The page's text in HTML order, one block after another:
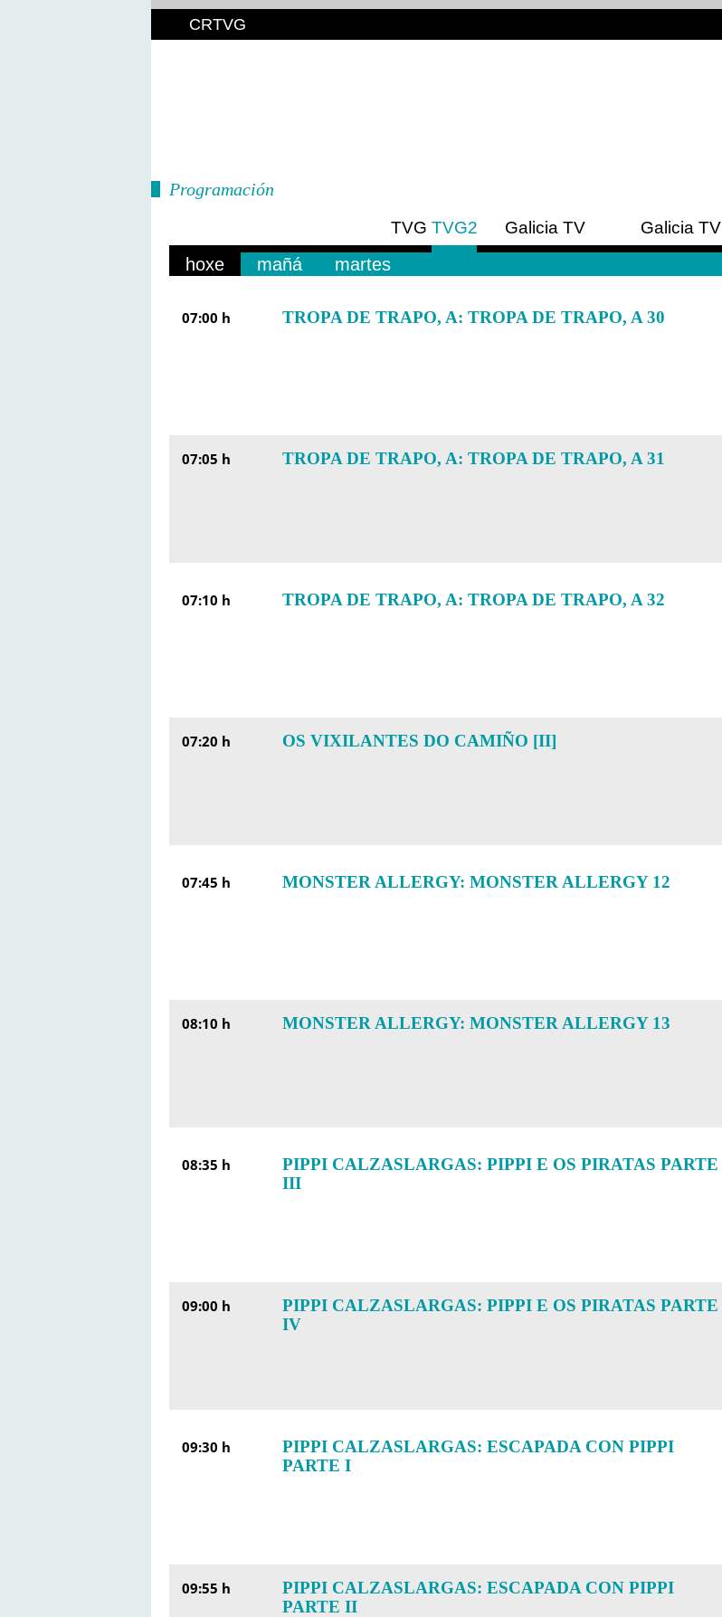
CRTVG
Programación
TVG TVG2
Galicia TV
Galicia TV
hoxe mañá martes
07:00 h TROPA DE TRAPO, A: TROPA DE TRAPO, A 30
07:05 h TROPA DE TRAPO, A: TROPA DE TRAPO, A 31
07:10 h TROPA DE TRAPO, A: TROPA DE TRAPO, A 32
07:20 h OS VIXILANTES DO CAMIÑO [II]
07:45 h MONSTER ALLERGY: MONSTER ALLERGY 12
08:10 h MONSTER ALLERGY: MONSTER ALLERGY 13
08:35 h
PIPPI CALZASLARGAS: PIPPI E OS PIRATAS PARTE
III
09:00 h
PIPPI CALZASLARGAS: PIPPI E OS PIRATAS PARTE
IV
09:30 h
PIPPI CALZASLARGAS: ESCAPADA CON PIPPI
PARTE I
09:55 h
PIPPI CALZASLARGAS: ESCAPADA CON PIPPI
PARTE II